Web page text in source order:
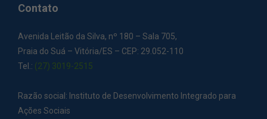
Contato
Avenida Leitão da Silva, nº 180 – Sala 705,
Praia do Suá – Vitória/ES – CEP: 29.052-110
Tel.: (27) 3019-2515
Razão social: Instituto de Desenvolvimento Integrado para
Ações Sociais